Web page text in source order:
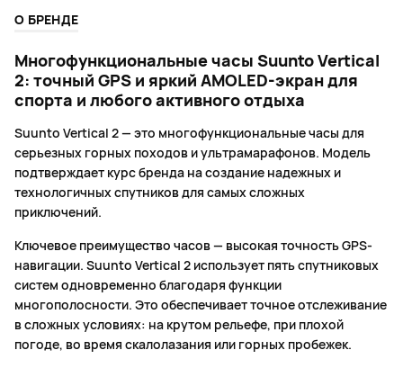
О БРЕНДЕ
Многофункциональные часы Suunto Vertical
2: точный GPS и яркий AMOLED-экран для
спорта и любого активного отдыха
Suunto Vertical 2 — это многофункциональные часы для
серьезных горных походов и ультрамарафонов. Модель
подтверждает курс бренда на создание надежных и
технологичных спутников для самых сложных
приключений.
Ключевое преимущество часов — высокая точность GPS-
навигации. Suunto Vertical 2 использует пять спутниковых
систем одновременно благодаря функции
многополосности. Это обеспечивает точное отслеживание
в сложных условиях: на крутом рельефе, при плохой
погоде, во время скалолазания или горных пробежек.